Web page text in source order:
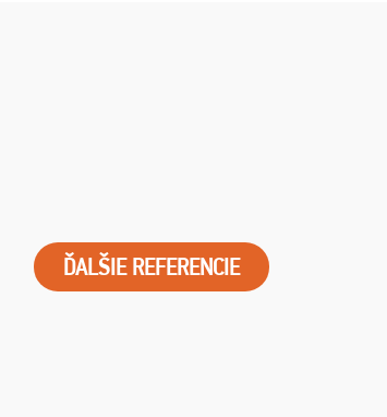
ĎALŠIE REFERENCIE